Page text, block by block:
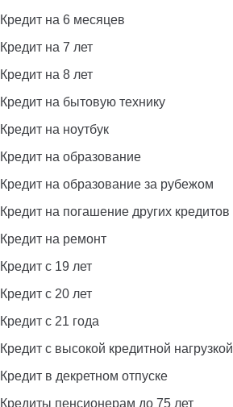
Кредит на 6 месяцев
Кредит на 7 лет
Кредит на 8 лет
Кредит на бытовую технику
Кредит на ноутбук
Кредит на образование
Кредит на образование за рубежом
Кредит на погашение других кредитов
Кредит на ремонт
Кредит с 19 лет
Кредит с 20 лет
Кредит с 21 года
Кредит с высокой кредитной нагрузкой
Кредит в декретном отпуске
Кредиты пенсионерам до 75 лет